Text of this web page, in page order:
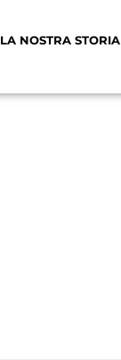
LA NOSTRA STORIA